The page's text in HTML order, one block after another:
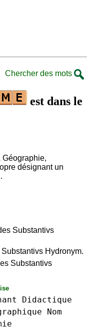
Chercher des mots
est dans le
Géographie,
désignant un
Substantivs
Hydronym.
Substantivs
Didactique
Nom